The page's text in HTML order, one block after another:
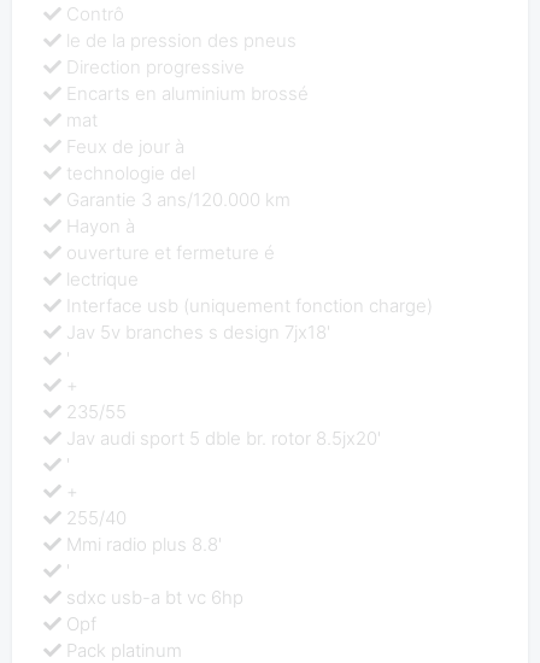
Contrô
le de la pression des pneus
Direction progressive
Encarts en aluminium brossé
mat
Feux de jour à
technologie del
Garantie 3 ans/120.000 km
Hayon à
ouverture et fermeture é
lectrique
Interface usb (uniquement fonction charge)
Jav 5v branches s design 7jx18'
'
+
235/55
Jav audi sport 5 dble br. rotor 8.5jx20'
'
+
255/40
Mmi radio plus 8.8'
'
sdxc usb-a bt vc 6hp
Opf
Pack platinum